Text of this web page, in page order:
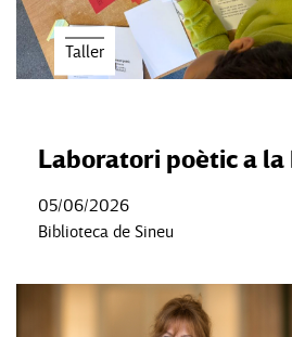
Taller
Laboratori poètic a
05/06/2026
Biblioteca de Sineu